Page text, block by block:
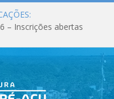
– Inscrições abertas